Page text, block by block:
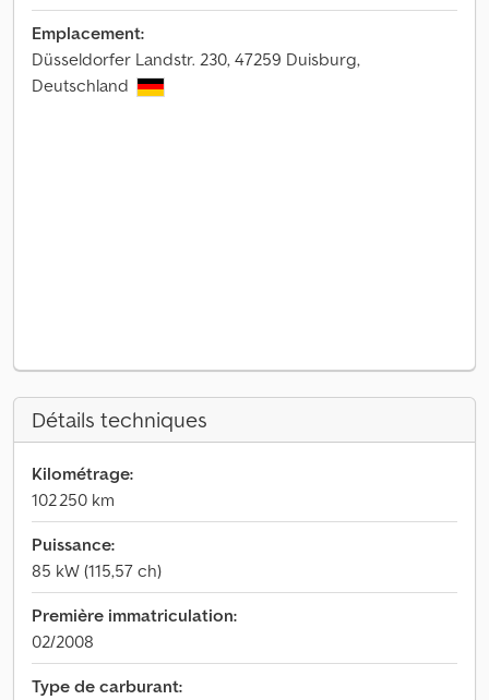
Emplacement:
Düsseldorfer Landstr. 230, 47259 Duisburg,
Deutschland
Détails techniques
Kilométrage:
102 250 km
Puissance:
85 kW (115,57 ch)
Première immatriculation:
02/2008
Type de carburant: